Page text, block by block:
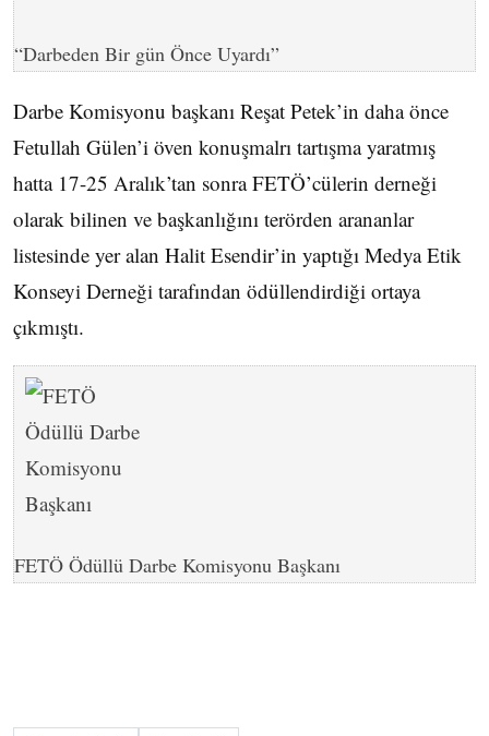
“Darbeden Bir gün Önce Uyardı”
Darbe Komisyonu başkanı Reşat Petek’in daha önce
Fetullah Gülen’i öven konuşmalrı tartışma yaratmış
hatta 17-25 Aralık’tan sonra FETÖ’cülerin derneği
olarak bilinen ve başkanlığını terörden arananlar
listesinde yer alan Halit Esendir’in yaptığı Medya Etik
Konseyi Derneği tarafından ödüllendirdiği ortaya
çıkmıştı.
FETÖ Ödüllü Darbe Komisyonu Başkanı